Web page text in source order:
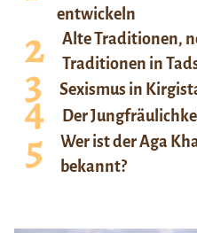
entwickeln
Alte Traditionen,
Traditionen in
Sexismus in
Der
Wer ist der Aga
bekannt?